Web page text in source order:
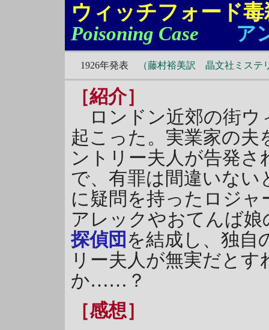
ウィッチフォード
Poisoning Case ア
1926年発表 （藤村裕美訳 晶文社ミステ
［紹介］
ロンドン近郊の街ウ
起こった。実業家の夫
ントリー夫人が告発
で、有罪は間違いない
に疑問を持ったロジ
アレックやおてんば
探偵団 を結成し、独自
リー夫人が無実だと
か……？
［感想］